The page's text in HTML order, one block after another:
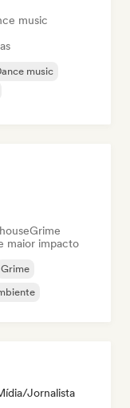
music
music
Grime
maior impacto
Grime
Jornalista